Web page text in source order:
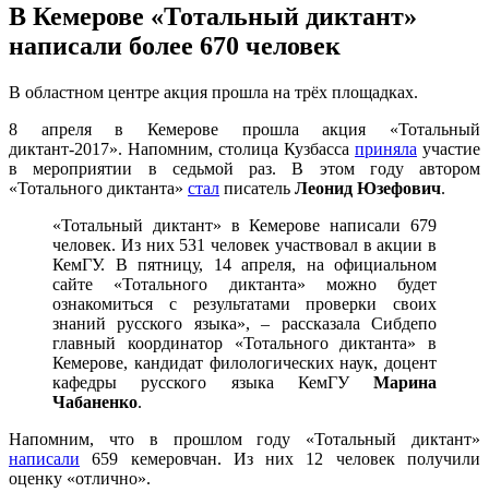
В Кемерове «Тотальный диктант»
написали более 670 человек
В областном центре акция прошла на трёх площадках.
8 апреля в Кемерове прошла акция «Тотальный
диктант-2017». Напомним, столица Кузбасса приняла участие
в мероприятии в седьмой раз. В этом году автором
«Тотального диктанта» стал писатель Леонид Юзефович.
«Тотальный диктант» в Кемерове написали 679
человек. Из них 531 человек участвовал в акции в
КемГУ. В пятницу, 14 апреля, на официальном
сайте «Тотального диктанта» можно будет
ознакомиться с результатами проверки своих
знаний русского языка», – рассказала Сибдепо
главный координатор «Тотального диктанта» в
Кемерове, кандидат филологических наук, доцент
кафедры русского языка КемГУ Марина
Чабаненко.
Напомним, что в прошлом году «Тотальный диктант»
написали 659 кемеровчан. Из них 12 человек получили
оценку «отлично».